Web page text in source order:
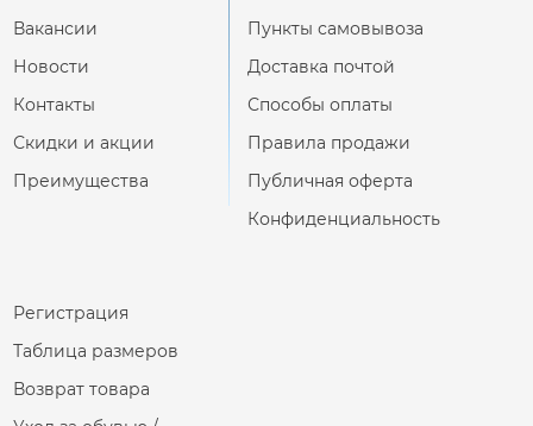
Вакансии
Новости
Контакты
Скидки и акции
Преимущества
Пункты самовывоза
Доставка почтой
Способы оплаты
Правила продажи
Публичная оферта
Конфиденциальность
Регистрация
Таблица размеров
Возврат товара